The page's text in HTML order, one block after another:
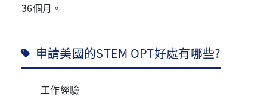
36個月。
申請美國的STEM OPT好處有哪些?
工作經驗